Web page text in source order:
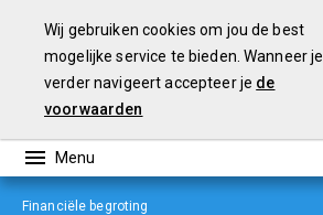
Wij gebruiken cookies om jou de best
mogelijke service te bieden. Wanneer je
verder navigeert accepteer je de
voorwaarden
Financiële begroting